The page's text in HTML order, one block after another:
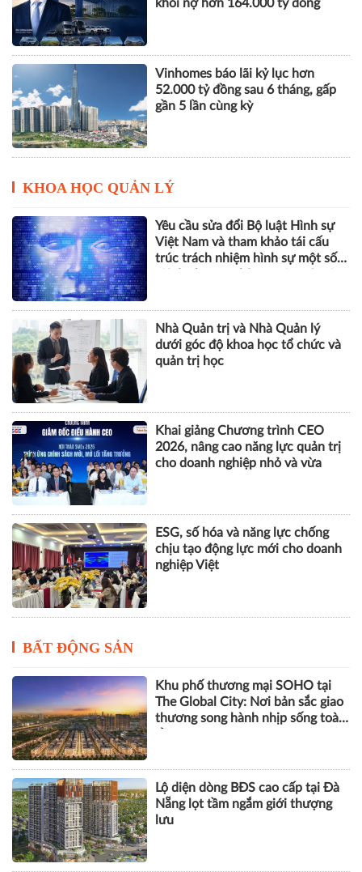
KHOA HỌC QUẢN LÝ
Yêu cầu sửa đổi Bộ luật Hình sự
nhân tạo
Nhà Quản trị và Nhà Quản lý
dưới góc độ khoa học tổ chức và
quản trị học
Khai giảng Chương trình CEO
2026, nâng cao năng lực quản trị
cho doanh nghiệp nhỏ và vừa
ESG, số hóa và năng lực chống
chịu tạo động lực mới cho doanh
nghiệp Việt
BẤT ĐỘNG SẢN
Khu phố thương mại SOHO tại
Lộ diện dòng BĐS cao cấp tại Đà
Nẵng lọt tầm ngắm giới thượng
lưu
Góp ý sửa đổi Luật Kinh doanh
bất động sản: Hướng tới thị
trường minh bạch, phát triển bền